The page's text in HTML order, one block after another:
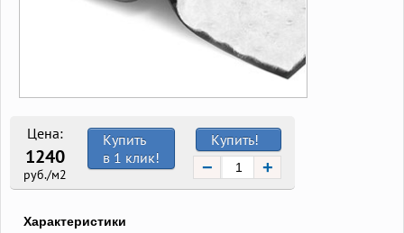
Цена:
1240
руб./м2
Купить!
− +
Купить
в 1 клик!
Характеристики